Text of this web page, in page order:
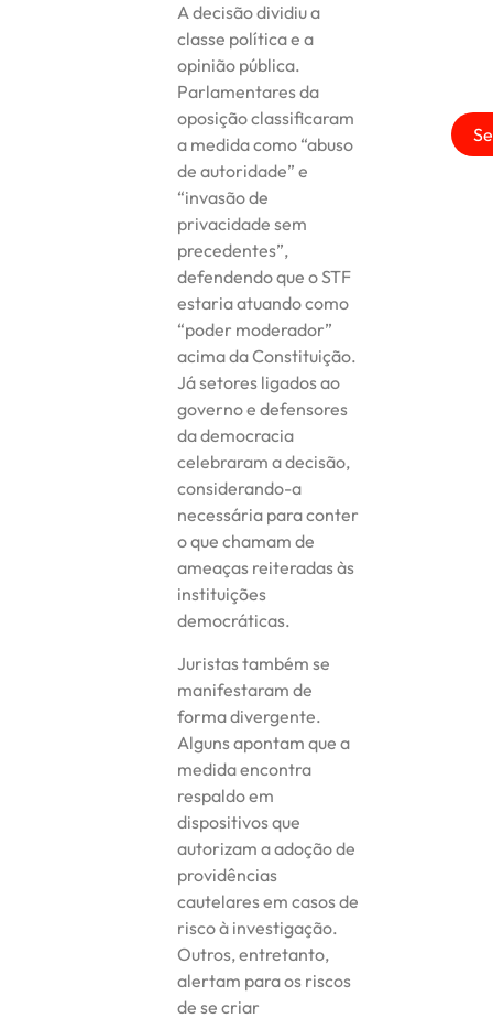
A decisão dividiu a
classe política e a
opinião pública.
Parlamentares da
oposição classificaram
a medida como “abuso
de autoridade” e
“invasão de
privacidade sem
precedentes”,
defendendo que o STF
estaria atuando como
“poder moderador”
acima da Constituição.
Já setores ligados ao
governo e defensores
da democracia
celebraram a decisão,
considerando-a
necessária para conter
o que chamam de
ameaças reiteradas às
instituições
democráticas.
Juristas também se
manifestaram de
forma divergente.
Alguns apontam que a
medida encontra
respaldo em
dispositivos que
autorizam a adoção de
providências
cautelares em casos de
risco à investigação.
Outros, entretanto,
alertam para os riscos
de se criar